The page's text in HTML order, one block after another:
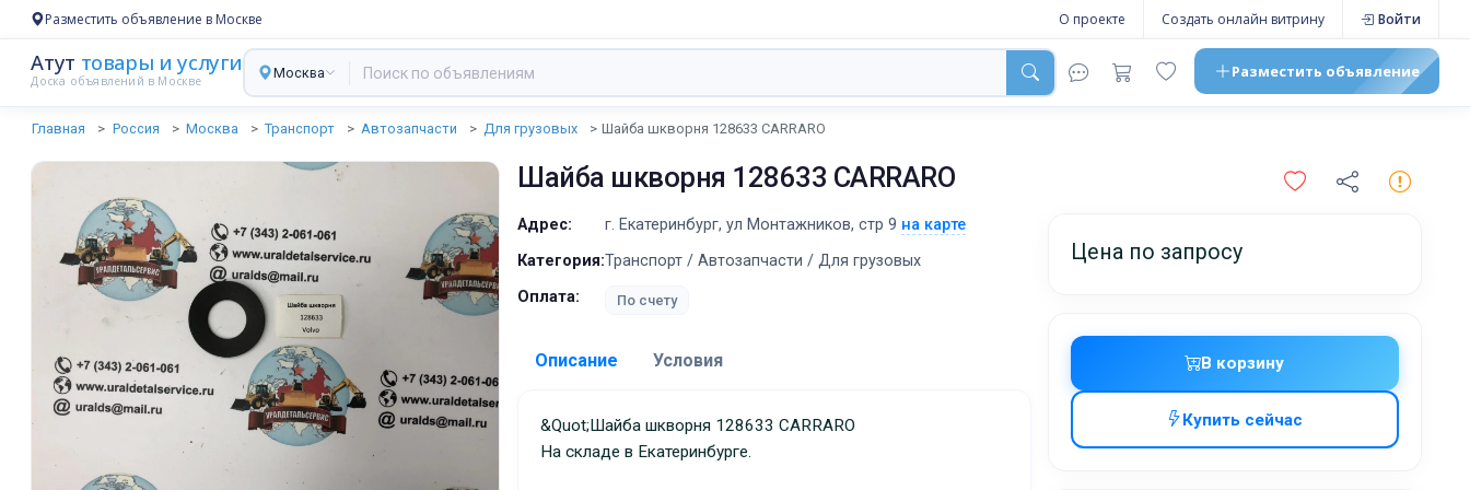
Разместить объявление в Москве О проекте Создать онлайн витрину Войти
Атут товары и услуги
Доска объявлений в Москве
Москва Разместить объявление
Главная Россия Москва Транспорт Автозапчасти Для грузовых Шайба шкворня 128633 CARRARO
Шайба шкворня 128633 CARRARO
Цена по запросу
В корзину
Купить сейчас
Адрес: г. Екатеринбург, ул Монтажников, стр 9 на карте
Категория:Транспорт / Автозапчасти / Для грузовых
Оплата:
По счету
Описание Условия
&quot;Шайба шкворня 128633 CARRARO
На складе в Екатеринбурге.
Доставка:
Адрес самовывоза: